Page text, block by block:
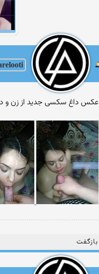
عکس داغ سکسی جدید از زن و
بازگفت